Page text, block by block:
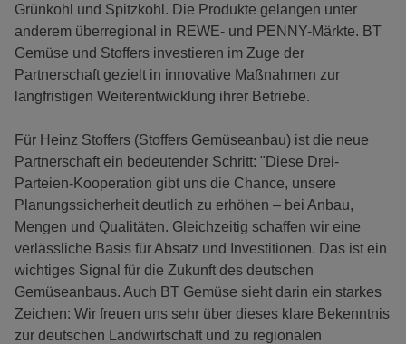
Grünkohl und Spitzkohl. Die Produkte gelangen unter
anderem überregional in REWE- und PENNY-Märkte. BT
Gemüse und Stoffers investieren im Zuge der
Partnerschaft gezielt in innovative Maßnahmen zur
langfristigen Weiterentwicklung ihrer Betriebe.
Für Heinz Stoffers (Stoffers Gemüseanbau) ist die neue
Partnerschaft ein bedeutender Schritt: "Diese Drei-
Parteien-Kooperation gibt uns die Chance, unsere
Planungssicherheit deutlich zu erhöhen – bei Anbau,
Mengen und Qualitäten. Gleichzeitig schaffen wir eine
verlässliche Basis für Absatz und Investitionen. Das ist ein
wichtiges Signal für die Zukunft des deutschen
Gemüseanbaus. Auch BT Gemüse sieht darin ein starkes
Zeichen: Wir freuen uns sehr über dieses klare Bekenntnis
zur deutschen Landwirtschaft und zu regionalen